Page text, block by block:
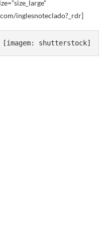
inglesnoteclado?_rdr]
[imagem: shutterstock]